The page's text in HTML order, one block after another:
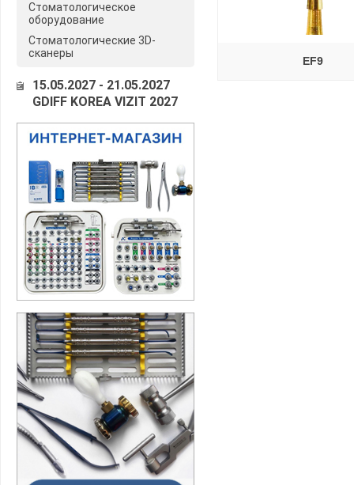
Стоматологическое
оборудование
Стоматологические 3D-
сканеры
15.05.2027 - 21.05.2027
GDIFF KOREA VIZIT 2027
EF9